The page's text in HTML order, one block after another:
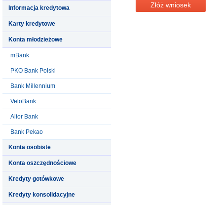
Informacja kredytowa
Karty kredytowe
Konta młodzieżowe
mBank
PKO Bank Polski
Bank Millennium
VeloBank
Alior Bank
Bank Pekao
Konta osobiste
Konta oszczędnościowe
Kredyty gotówkowe
Kredyty konsolidacyjne
Złóż wniosek